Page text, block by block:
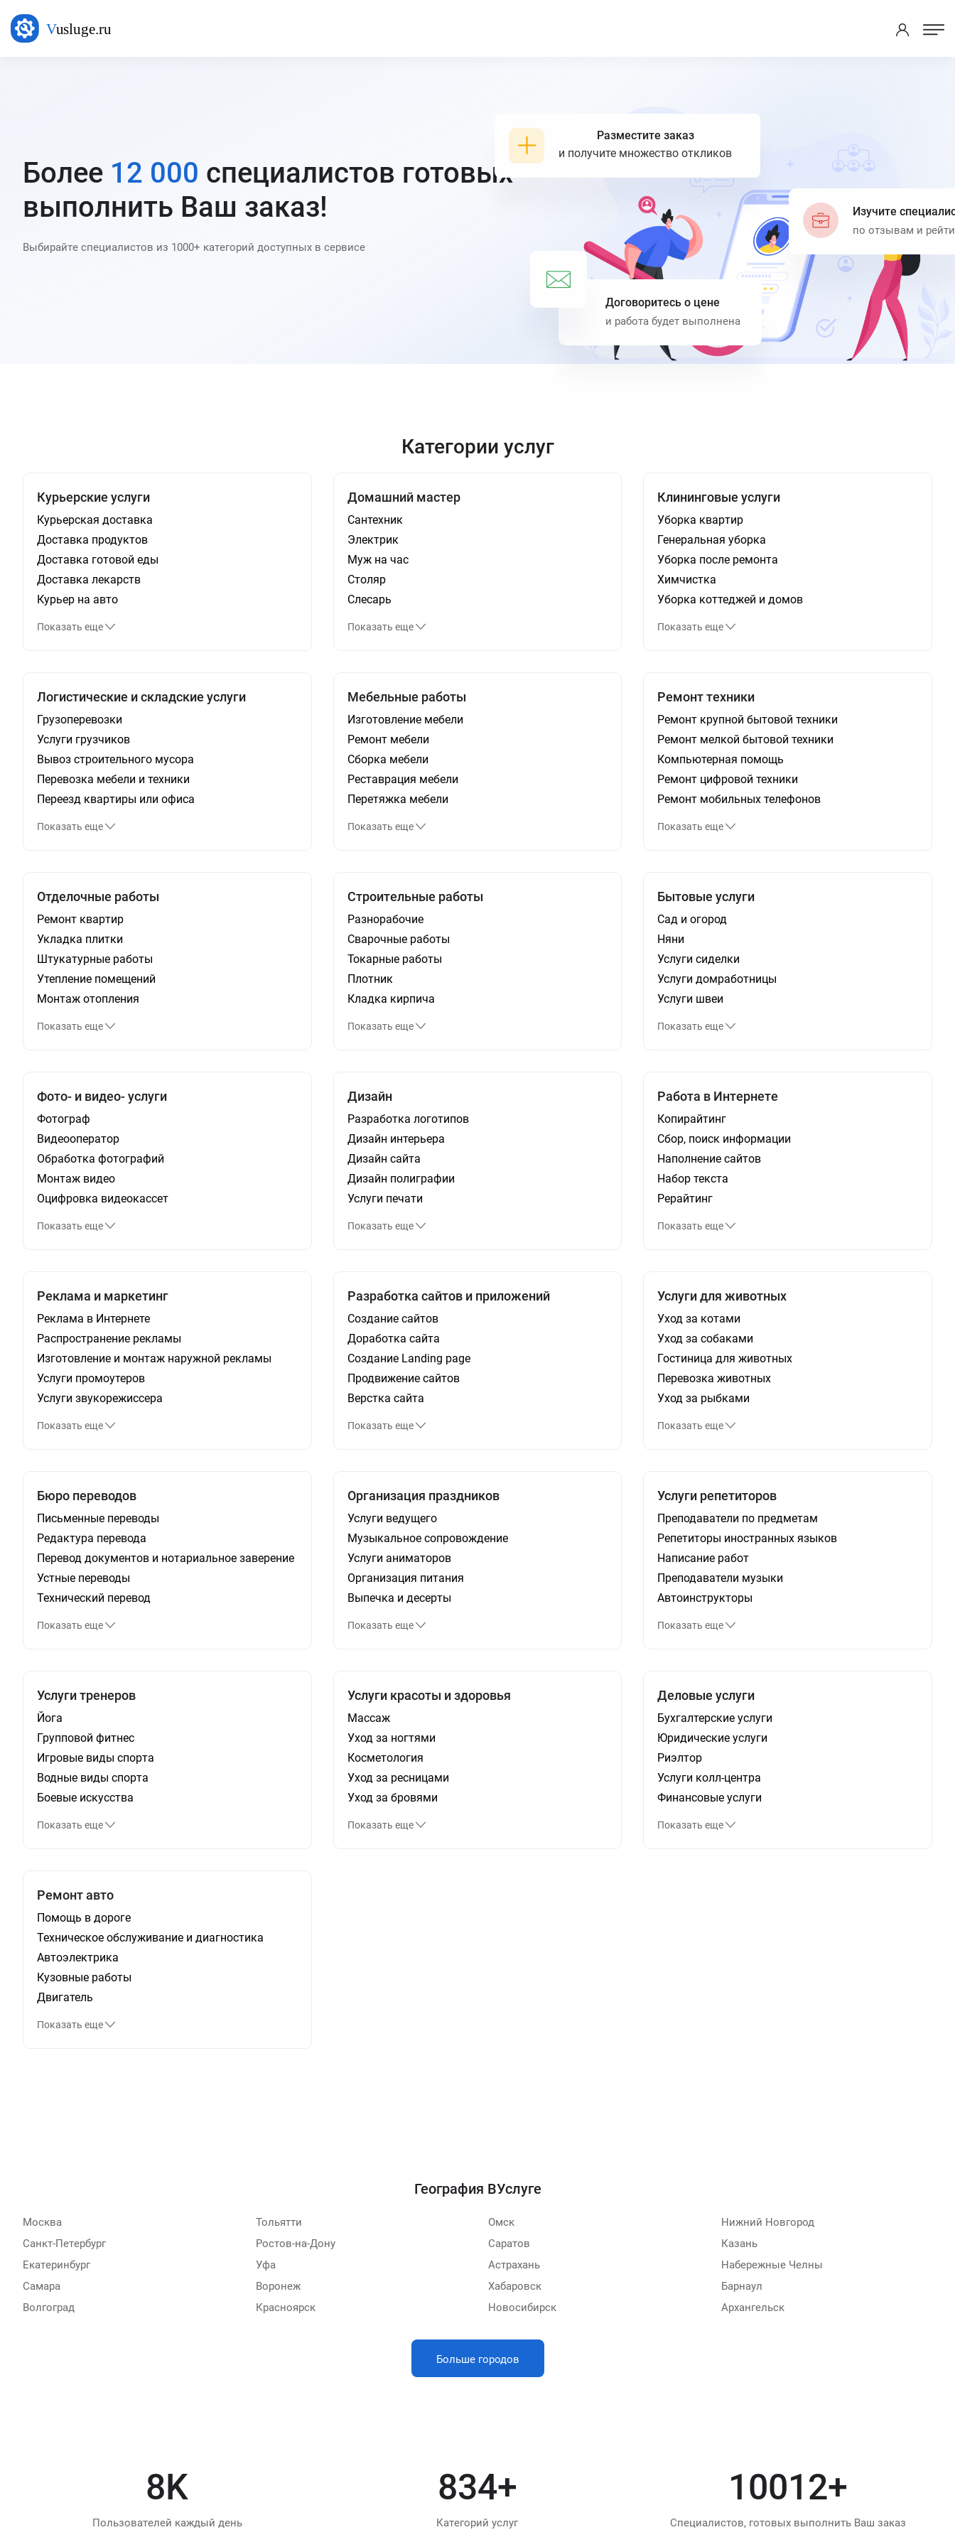
Более 12 000 специалистов готовых
выполнить Ваш заказ!
Выбирайте специалистов из 1000+ категорий доступных в сервисе
Разместите заказ
и получите множество откликов
Изучите
по отзывам и
Договоритесь о цене
и работа будет выполнена
Категории услуг
Курьерские услуги
Курьерская доставка
Доставка продуктов
Доставка готовой еды
Доставка лекарств
Курьер на авто
Показать еще
Домашний мастер
Сантехник
Электрик
Муж на час
Столяр
Слесарь
Показать еще
Клининговые услуги
Уборка квартир
Генеральная уборка
Уборка после ремонта
Химчистка
Уборка коттеджей и домов
Показать еще
Логистические и складские услуги
Грузоперевозки
Услуги грузчиков
Вывоз строительного мусора
Перевозка мебели и техники
Переезд квартиры или офиса
Показать еще
Мебельные работы
Изготовление мебели
Ремонт мебели
Сборка мебели
Реставрация мебели
Перетяжка мебели
Показать еще
Ремонт техники
Ремонт крупной бытовой техники
Ремонт мелкой бытовой техники
Компьютерная помощь
Ремонт цифровой техники
Ремонт мобильных телефонов
Показать еще
Отделочные работы
Ремонт квартир
Укладка плитки
Штукатурные работы
Утепление помещений
Монтаж отопления
Показать еще
Строительные работы
Разнорабочие
Сварочные работы
Токарные работы
Плотник
Кладка кирпича
Показать еще
Бытовые услуги
Сад и огород
Няни
Услуги сиделки
Услуги домработницы
Услуги швеи
Показать еще
Фото- и видео- услуги
Фотограф
Видеооператор
Обработка фотографий
Монтаж видео
Оцифровка видеокассет
Показать еще
Дизайн
Разработка логотипов
Дизайн интерьера
Дизайн сайта
Дизайн полиграфии
Услуги печати
Показать еще
Работа в Интернете
Копирайтинг
Сбор, поиск информации
Наполнение сайтов
Набор текста
Рерайтинг
Показать еще
Реклама и маркетинг
Реклама в Интернете
Распространение рекламы
Изготовление и монтаж наружной рекламы
Услуги промоутеров
Услуги звукорежиссера
Показать еще
Разработка сайтов и приложений
Создание сайтов
Доработка сайта
Создание Landing page
Продвижение сайтов
Верстка сайта
Показать еще
Услуги для животных
Уход за котами
Уход за собаками
Гостиница для животных
Перевозка животных
Уход за рыбками
Показать еще
Бюро переводов
Письменные переводы
Редактура перевода
Перевод документов и нотариальное заверение
Устные переводы
Технический перевод
Показать еще
Организация праздников
Услуги ведущего
Музыкальное сопровождение
Услуги аниматоров
Организация питания
Выпечка и десерты
Показать еще
Услуги репетиторов
Преподаватели по предметам
Репетиторы иностранных языков
Написание работ
Преподаватели музыки
Автоинструкторы
Показать еще
Услуги тренеров
Йога
Групповой фитнес
Игровые виды спорта
Водные виды спорта
Боевые искусства
Показать еще
Услуги красоты и здоровья
Массаж
Уход за ногтями
Косметология
Уход за ресницами
Уход за бровями
Показать еще
Деловые услуги
Бухгалтерские услуги
Юридические услуги
Риэлтор
Услуги колл-центра
Финансовые услуги
Показать еще
Ремонт авто
Помощь в дороге
Техническое обслуживание и диагностика
Автоэлектрика
Кузовные работы
Двигатель
Показать еще
География ВУслуге
Москва
Санкт-Петербург
Екатеринбург
Самара
Волгоград
Тольятти
Ростов-на-Дону
Уфа
Воронеж
Красноярск
Омск
Саратов
Астрахань
Хабаровск
Новосибирск
Нижний Новгород
Казань
Набережные Челны
Барнаул
Архангельск
Больше городов
10K
Пользователей каждый день
1000+
Категорий услуг
12000+
Специалистов, готовых выполнить Ваш заказ